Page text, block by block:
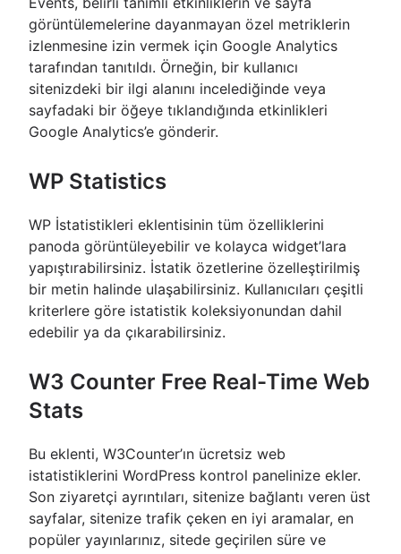
görüntülemelerine dayanmayan özel metriklerin
izlenmesine izin vermek için Google Analytics
tarafından tanıtıldı. Örneğin, bir kullanıcı
sitenizdeki bir ilgi alanını incelediğinde veya
sayfadaki bir öğeye tıklandığında etkinlikleri
Google Analytics’e gönderir.
WP Statistics
WP İstatistikleri eklentisinin tüm özelliklerini
panoda görüntüleyebilir ve kolayca widget’lara
yapıştırabilirsiniz. İstatik özetlerine özelleştirilmiş
bir metin halinde ulaşabilirsiniz. Kullanıcıları çeşitli
kriterlere göre istatistik koleksiyonundan dahil
edebilir ya da çıkarabilirsiniz.
W3 Counter Free Real-Time Web
Stats
Bu eklenti, W3Counter’ın ücretsiz web
istatistiklerini WordPress kontrol panelinize ekler.
Son ziyaretçi ayrıntıları, sitenize bağlantı veren üst
sayfalar, sitenize trafik çeken en iyi aramalar, en
popüler yayınlarınız, sitede geçirilen süre ve